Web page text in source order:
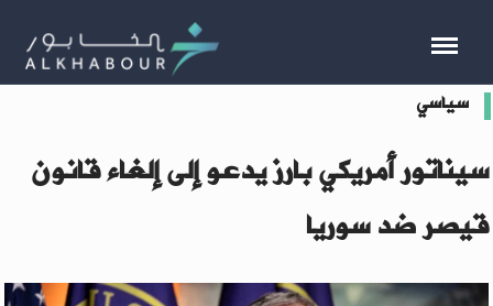
سياسي
سيناتور أمريكي بارز يدعو إلى إلغاء قانون
قيصر ضد سوريا